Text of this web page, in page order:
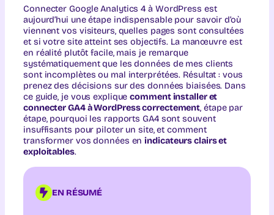
Connecter Google Analytics 4 à WordPress est
aujourd’hui une étape indispensable pour savoir d’où
viennent vos visiteurs, quelles pages sont consultées
et si votre site atteint ses objectifs. La manœuvre est
en réalité plutôt facile, mais je remarque
systématiquement que les données de mes clients
sont incomplètes ou mal interprétées. Résultat : vous
prenez des décisions sur des données biaisées. Dans
ce guide, je vous expliquecomment installer et
connecter GA4 à WordPress correctement, étape par
étape, pourquoi les rapports GA4 sont souvent
insuffisants pour piloter un site, et comment
transformer vos données enindicateurs clairs et
exploitables.
EN RÉSUMÉ